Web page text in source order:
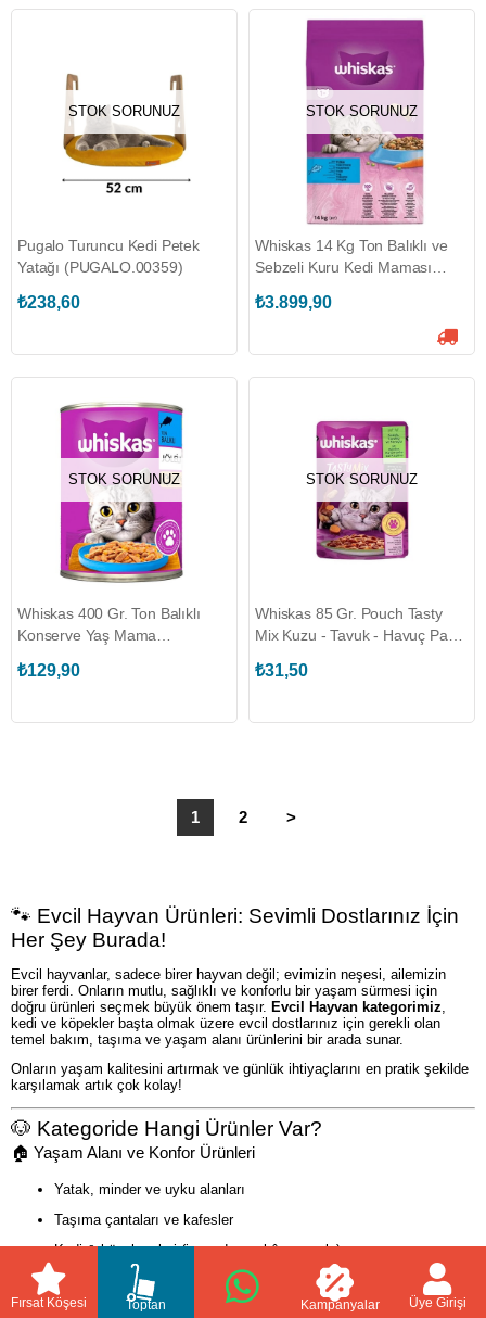
STOK SORUNUZ
Pugalo Turuncu Kedi Petek
Yatağı (PUGALO.00359)
₺238,60
STOK SORUNUZ
Whiskas 14 Kg Ton Balıklı ve
Sebzeli Kuru Kedi Maması
₺3.899,90
STOK SORUNUZ
Whiskas 400 Gr. Ton Balıklı
Konserve Yaş Mama
₺129,90
STOK SORUNUZ
Whiskas 85 Gr. Pouch Tasty
Mix Kuzu - Tavuk - Havuç Paket
₺31,50
1 2 >
🐾 Evcil Hayvan Ürünleri: Sevimli Dostlarınız İçin
Her Şey Burada!
Evcil hayvanlar, sadece birer hayvan değil; evimizin neşesi, ailemizin
birer ferdi. Onların mutlu, sağlıklı ve konforlu bir yaşam sürmesi için
doğru ürünleri seçmek büyük önem taşır. Evcil Hayvan kategorimiz
kedi ve köpekler başta olmak üzere evcil dostlarınız için gerekli olan
temel bakım, taşıma ve yaşam alanı ürünlerini bir arada sunar.
Onların yaşam kalitesini artırmak ve günlük ihtiyaçlarını en pratik şekilde
karşılamak artık çok kolay!
🐶 Kategoride Hangi Ürünler Var?
🏠 Yaşam Alanı ve Konfor Ürünleri
Yatak, minder ve uyku alanları
Taşıma çantaları ve kafesler
Kedi & köpek evleri (iç ve dış mekân uyumlu)
Tırmalama tahtaları ve oyun alanları
🧼 Temizlik ve Bakım Ürünleri
Fırsat Köşesi Toptan Kampanyalar Üye Girişi